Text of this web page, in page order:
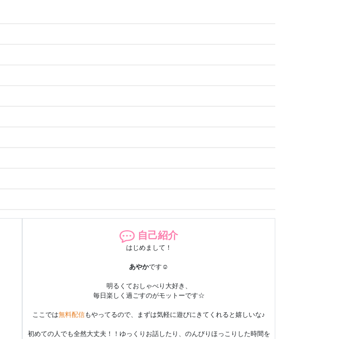
自己紹介
はじめまして！
あやかです☺️
明るくておしゃべり大好き、
毎日楽しく過ごすのがモットーです☆
ここでは無料配信もやってるので、まずは気軽に遊びにきてくれると嬉しいな♪
初めての人でも全然大丈夫！！ゆっくりお話したり、のんびりほっこりした時間を